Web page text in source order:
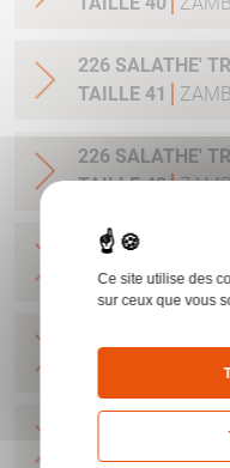
226 SALATHE'
TAILLE 41
226 SALATHE'
TAILLE 42
226 SALATHE'
TAILLE 43
226 SALATHE'
226 SALATHE'
TAILLE 45
Ce site utilise des
sur ceux que vous